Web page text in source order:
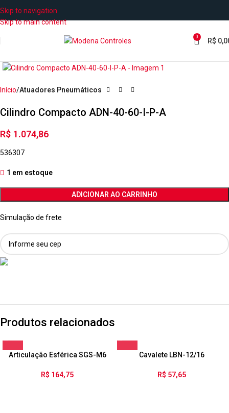
Skip to navigation
Skip to main content
0 R$
Início Atuadores Pneumáticos
Cilindro Compacto ADN-40-60-I-P-A
R$ 1.074,86
536307
1 em estoque
ADICIONAR AO CARRINHO
Simulação de frete
Produtos relacionados
Articulação Esférica SGS-M6
R$ 164,75
Cavalete LBN-12/16
R$ 57,65